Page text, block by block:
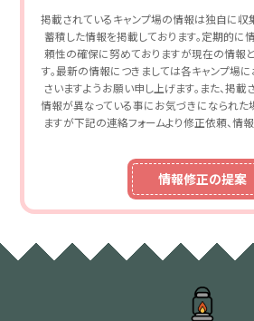
掲載されているキャンプ場の情報は独自に収
蓄積した情報を掲載しております。定期的に
頼性の確保に努めておりますが現在の情報
す。最新の情報につきましては各キャンプ場
さいますようお願い申し上げます。また、掲
情報が異なっている事にお気づきになられ
ますが下記の連絡フォームより修正依頼、情
情報修正の提案